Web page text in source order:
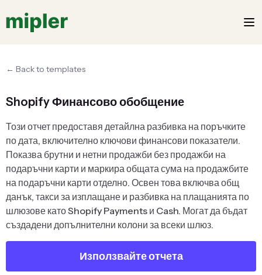
← Back to templates
Shopify Финансово обобщение
Този отчет предоставя детайлна разбивка на поръчките
по дата, включително ключови финансови показатели.
Показва брутни и нетни продажби без продажби на
подаръчни карти и маркира общата сума на продажбите
на подаръчни карти отделно. Освен това включва общ
данък, такси за изплащане и разбивка на плащанията по
шлюзове като Shopify Payments и Cash. Могат да бъдат
създадени допълнителни колони за всеки шлюз.
Използвайте отчета